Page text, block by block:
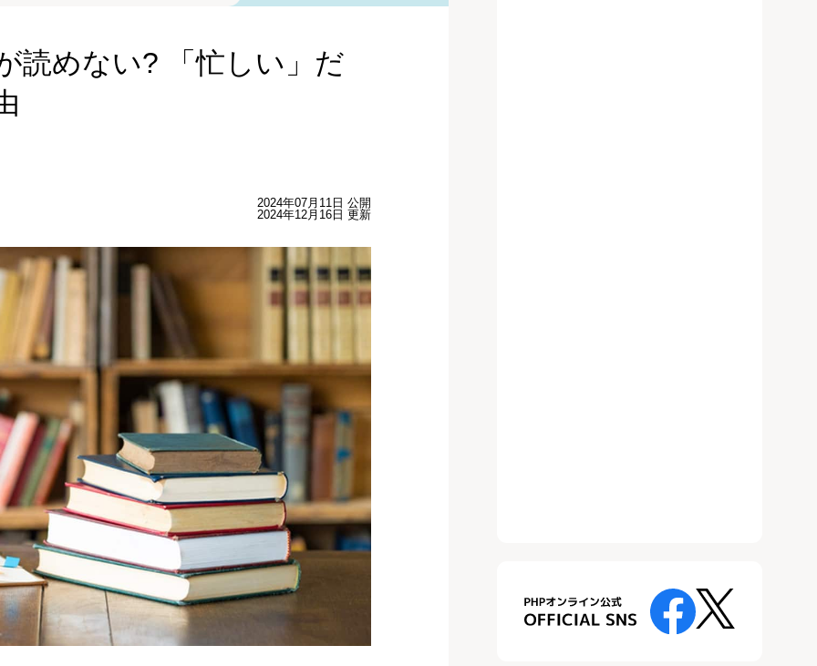
読めない? 「忙しい」だ
2024年07月11日 公開
2024年12月16日 更新